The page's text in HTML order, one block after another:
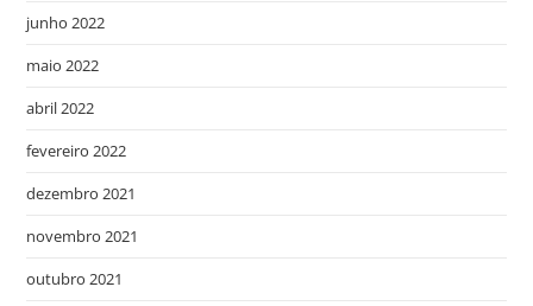
junho 2022
maio 2022
abril 2022
fevereiro 2022
dezembro 2021
novembro 2021
outubro 2021